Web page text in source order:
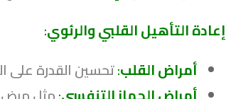
إعادة التأهيل القلبي والرئوي:
أمراض القلب:تحسين القدرة على